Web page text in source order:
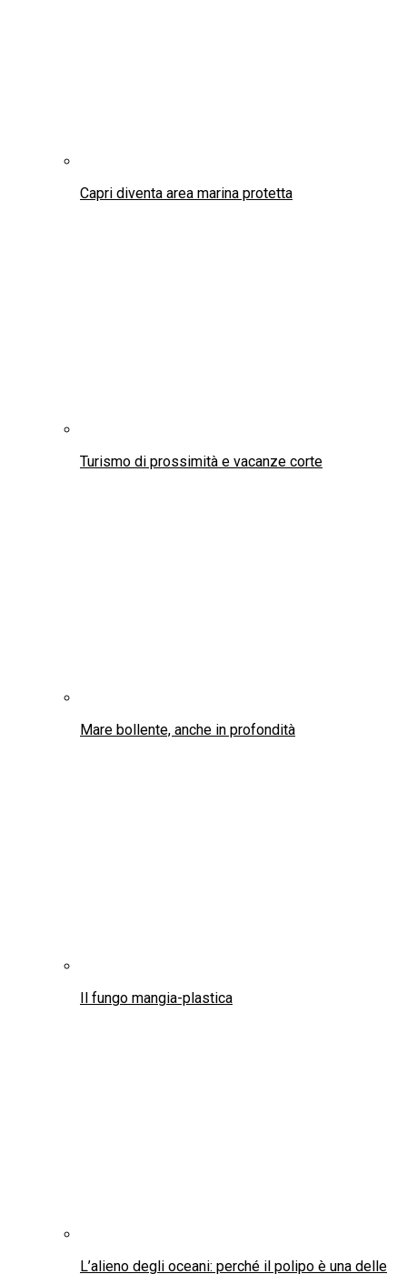
Capri diventa area marina protetta
Turismo di prossimità e vacanze corte
Mare bollente, anche in profondità
Il fungo mangia-plastica
L’alieno degli oceani: perché il polipo è una delle